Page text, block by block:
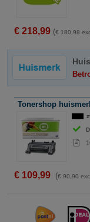
€ 218,99 (€ 180,98
Tonershop
€ 109,99 (€ 90,90